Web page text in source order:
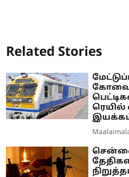
Related Stories
கோவை
ரெயில்